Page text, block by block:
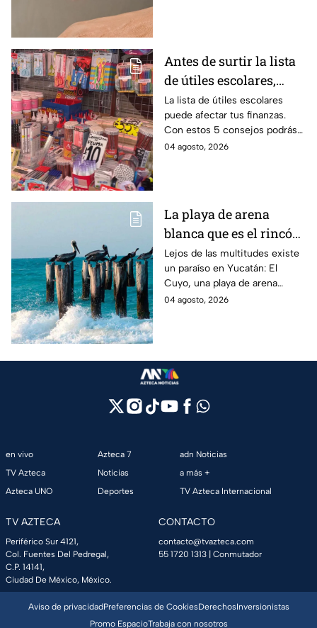
Antes de surtir la lista
de útiles escolares,
sigue estos 5 consejos
que pueden ahorrar
miles de pesos
La lista de útiles escolares
puede afectar tus finanzas.
Con estos 5 consejos podrás
organizar tus compras, ahorrar
04 agosto, 2026
La playa de arena
blanca que es el rincón
escondido en la Costa
Esmeralda de Yucatán
y es ideal para las
vacaciones de verano
Lejos de las multitudes existe
un paraíso en Yucatán: El
Cuyo, una playa de arena
blanca en la Costa Esmeralda
04 agosto, 2026
en vivo
TV Azteca
Azteca UNO
Azteca 7
Noticias
Deportes
adn Noticias
a más +
TV Azteca Internacional
TV AZTECA
Periférico Sur 4121,
Col. Fuentes Del Pedregal,
C.P. 14141,
Ciudad De México, México.
CONTACTO
contacto@tvazteca.com
55 1720 1313 | Conmutador
Aviso de privacidadPreferencias de CookiesDerechosInversionistas
Promo EspacioTrabaja con nosotros